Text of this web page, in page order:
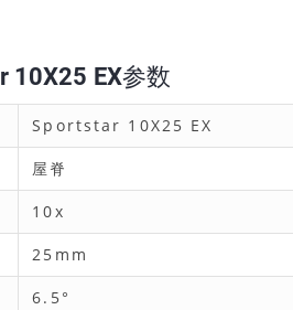
10X25 EX参数
Sportstar 10X25 EX
屋脊
10x
25mm
6.5°